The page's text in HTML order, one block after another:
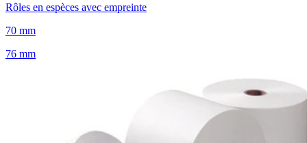
Rôles en espèces avec empreinte
70 mm
76 mm